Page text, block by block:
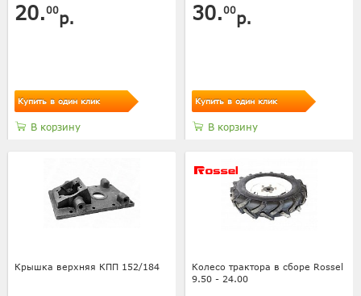
20.00р.
Купить в один клик
В корзину
30.00р.
Купить в один клик
В корзину
Крышка верхняя КПП 152/184
Колесо трактора в сборе Rossel
9.50 - 24.00